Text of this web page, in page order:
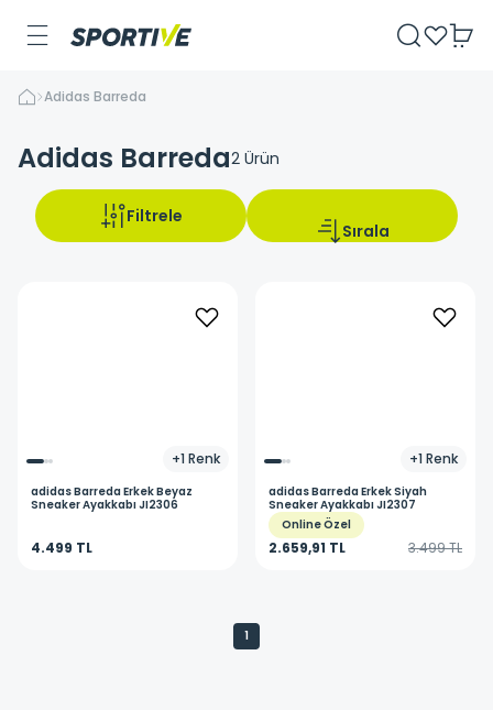
Adidas Barreda
Adidas Barreda2 Ürün
Filtrele
Sırala
+1 Renk
adidasBarreda Erkek Beyaz
Sneaker Ayakkabı JI2306
4.499 TL
+1 Renk
adidasBarreda Erkek Siyah
Sneaker Ayakkabı JI2307
Online Özel
2.659,91 TL 3.499 TL
1